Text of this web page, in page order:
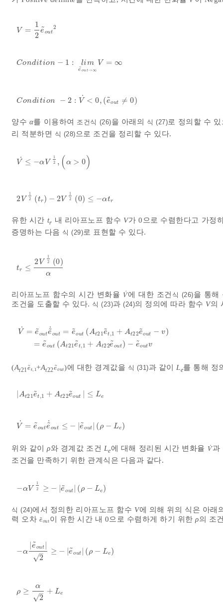
V =
1
2
e
˜out
2
V =1 2e~ou
Condition − 1 : lim
e˜out→∞
V = ∞
Condition- 1 : me~ ou t→∞V
Condition − 2 : V˙ < 0, (e
˜out ≠ 0)
Con dit io n -2:V˙< 0,e~ ou t≠0
양수 α를 이용하여 조건식 (26)을 아래의 식 (27)로 정의할 수
리 적분하면 식 (28) 으로 조건을 정리할 수 있다.
V˙ ≤ −α V
1
2 , ( α > 0)
V˙≤-αV 1 2, (α >0)
2 V
1
2
(tr ) − 2V
1
2
(0) ≤ −αtr
2V1 2tr-2 V120 ≤-αtr
유한 시간 tr 내 리아프노프 함수 V가 0으로 수렴한다고 가정
증명하는 다음 식 (29)로 표현할 수 있다.
tr ≤
2 V
1
2
(0)
α
tr ≤2V120α
리아프노프 함수의 시간 변화율 V˙
V˙에 대한 조건 식 (26)을 통해
조건을 도출할 수 있다. 식 (23)과 (24)의 정의에 따라 함수 V의
V˙ = e
˜oute
˜
˙
out = e
˜out (At21e
˜t ,1 + At22e
˜out − v)
= e
˜out (At21e
˜t,1 + At22e
˜out ) − e
˜outv
V ou e~ =e ~ utA t21 e ,1+ At22 ~
(At21 e
˜t 1
e~t,1
+At22e
˜out
e~out
)에 대한 경계값을 식 (31)과 같이 Le를 통해 정
At21e
˜t ,1 + At22e
˜out ≤ Le
At21 e ~t, 1+At22 ~o ut
V˙ = e
˜oute
˜
˙
out ≤ − |e
˜out ( ρ − Le )
V˙=e~o ute~ out≤ -e~o utρ-
위와 같이ρ와 경계값 조건 Le에 대해 정리된 시간 변화율 V˙
V˙과
조건을 만족하기 위한 관계식은 다음과 같다.
−αV
1
2
≥ − |e
˜out ( ρ − Le )
- αV 12 ≥-e~ ou tρ -Le
식 (24)에서 정의한 리아프노프 함수 V에 의해 위의 식은 아래
력 오차 e
˜out
e~ou
이 유한 시간 내 0으로 수렴하게 하기 위한ρ의 조
−α
e
˜out
2
–
√
≥ − |e
˜out ( ρ − Le )
-αe ~o ut 2≥-e ~outρ-Le
ρ ≥
α
2
–
√
+ Le
ρ≥α2+Le